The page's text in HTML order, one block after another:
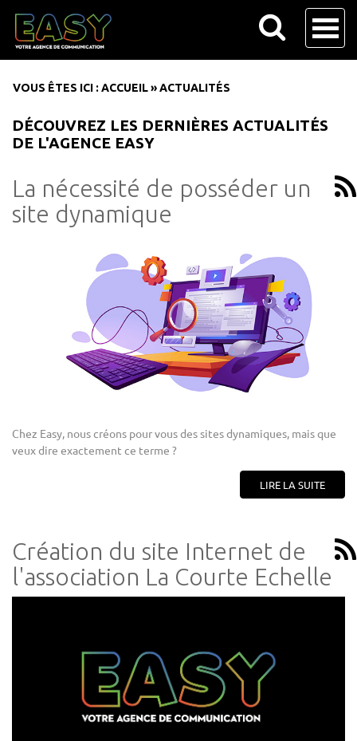
VOUS ÊTES ICI : ACCUEIL»ACTUALITÉS
DÉCOUVREZ LES DERNIÈRES ACTUALITÉS
DE L'AGENCE EASY
La nécessité de posséder un
site dynamique
Chez Easy, nous créons pour vous des sites dynamiques, mais que
veux dire exactement ce terme ?
LIRE LA SUITE
Création du site Internet de
l'association La Courte Echelle